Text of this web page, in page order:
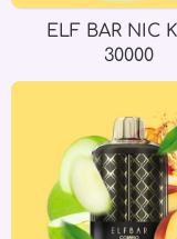
ELF BAR NIC
30000